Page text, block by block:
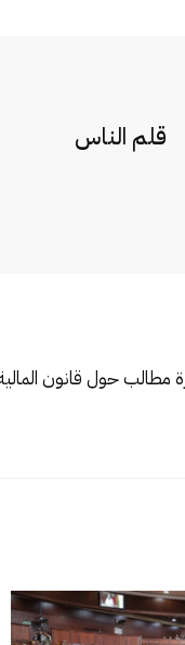
قلم الناس
مطالب حول قانون